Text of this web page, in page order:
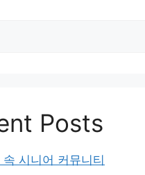
Posts
속 시니어 커뮤니티